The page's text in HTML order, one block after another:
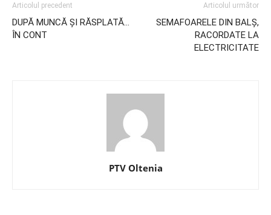
Articolul precedent
DUPĂ MUNCĂ ȘI RĂSPLATĂ…
ÎN CONT
Articolul următor
SEMAFOARELE DIN BALȘ,
RACORDATE LA
ELECTRICITATE
PTV Oltenia